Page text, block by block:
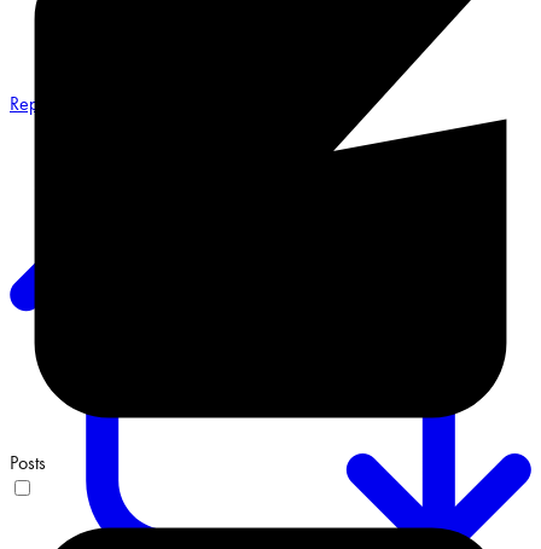
Reply on Twitter 2068548487491551658
Posts